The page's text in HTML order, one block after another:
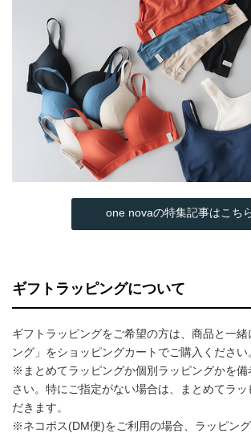
one novaの特集記事はこち
ギフトラッピングについて
ギフトラッピングをご希望の方は、商品と一
ング」をショッピングカートでご購入ください
※まとめてラッピングか個別ラッピングかを備
さい。特にご指定がない場合は、まとめてラッ
だきます。
※ネコポス(DM便)をご利用の場合、ラッピン